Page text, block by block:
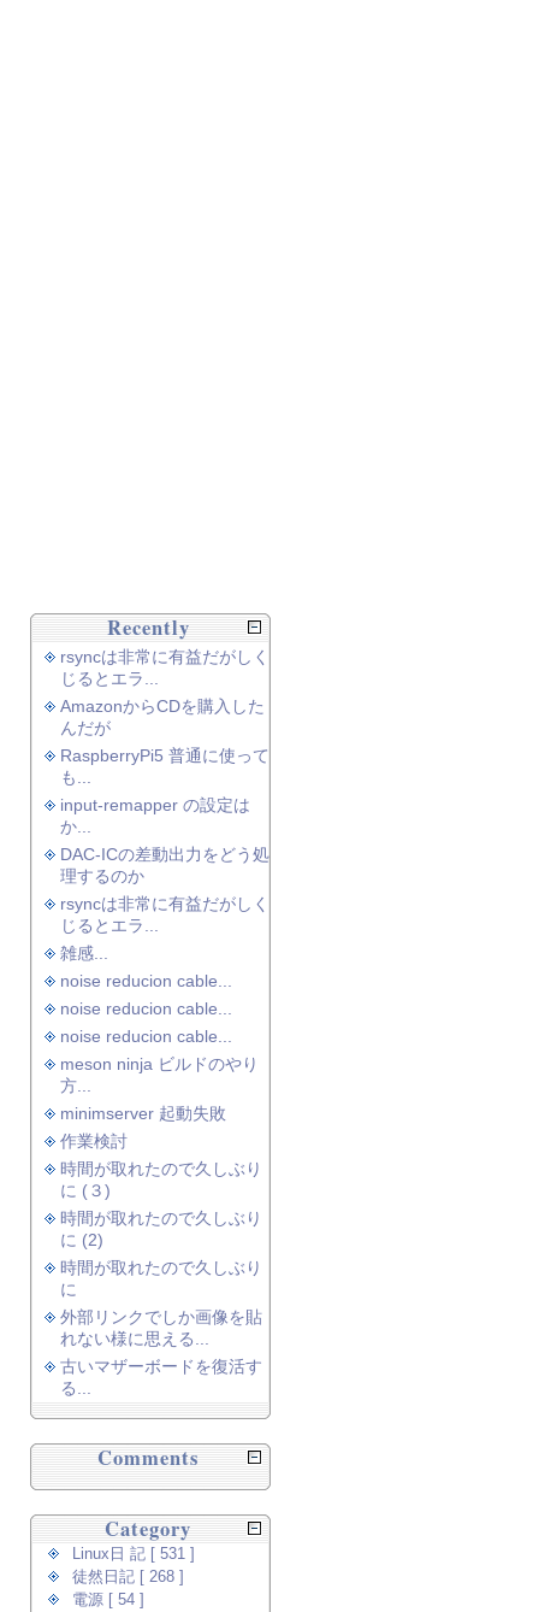
Recently
rsyncは非常に有益だがしく
じるとエラ...
AmazonからCDを購入した
んだが
RaspberryPi5 普通に使って
も...
input-remapper の設定は
か...
DAC-ICの差動出力をどう処
理するのか
rsyncは非常に有益だがしく
じるとエラ...
雑感...
noise reducion cable...
noise reducion cable...
noise reducion cable...
meson ninja ビルドのやり
方...
minimserver 起動失敗
作業検討
時間が取れたので久しぶり
に (３)
時間が取れたので久しぶり
に (2)
時間が取れたので久しぶり
に
外部リンクでしか画像を貼
れない様に思える...
古いマザーボードを復活す
る...
Comments
Category
Linux日 記 [ 531 ]
徒然日記 [ 268 ]
電源 [ 54 ]